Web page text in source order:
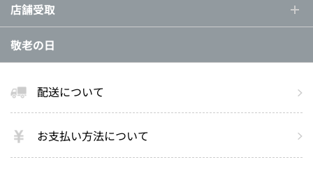
店舗受取
敬老の日
配送について
お支払い方法について